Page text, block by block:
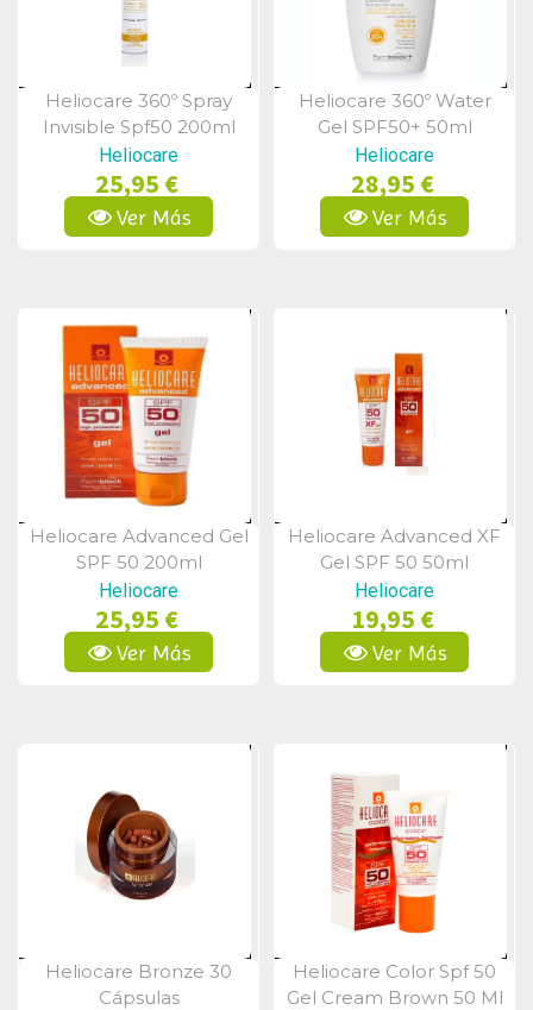
Vista Rápida
Heliocare 360º Spray
Invisible Spf50 200ml
Heliocare
25,95 €
Ver Más
Vista Rápida
Heliocare 360º Water
Gel SPF50+ 50ml
Heliocare
28,95 €
Ver Más
Vista Rápida
Heliocare Advanced Gel
SPF 50 200ml
Heliocare
25,95 €
Ver Más
Vista Rápida
Heliocare Advanced XF
Gel SPF 50 50ml
Heliocare
19,95 €
Ver Más
Vista Rápida
Heliocare Bronze 30
Cápsulas
Vista Rápida
Heliocare Color Spf 50
Gel Cream Brown 50 Ml